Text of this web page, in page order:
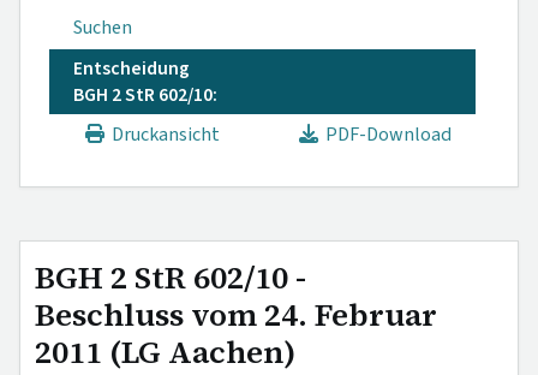
Suchen
Entscheidung
BGH 2 StR 602/10:
Druckansicht
PDF-Download
BGH 2 StR 602/10 -
Beschluss vom 24. Februar
2011 (LG Aachen)